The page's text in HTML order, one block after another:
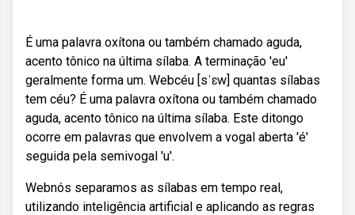
É uma palavra oxítona ou também chamado aguda,
acento tônico na última sílaba. A terminação 'eu'
geralmente forma um. Webcéu [sˈɛw] quantas sílabas
tem céu? É uma palavra oxítona ou também chamado
aguda, acento tônico na última sílaba. Este ditongo
ocorre em palavras que envolvem a vogal aberta 'é'
seguida pela semivogal 'u'.
Webnós separamos as sílabas em tempo real,
utilizando inteligência artificial e aplicando as regras